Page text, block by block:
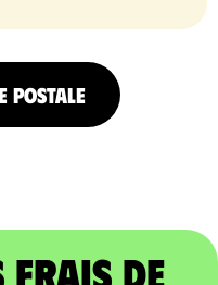
POSTALE
frais de